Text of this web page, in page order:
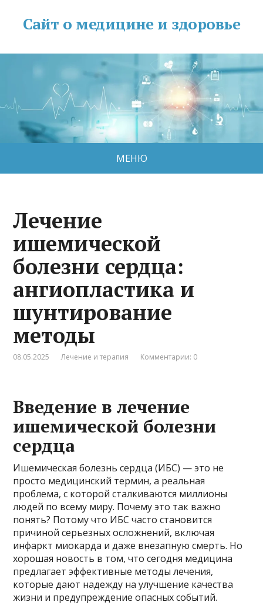
Сайт о медицине и здоровье
МЕНЮ
Лечение
ишемической
болезни сердца:
ангиопластика и
шунтирование
методы
08.05.2025 Лечение и терапия Комментарии: 0
Введение в лечение
ишемической болезни
сердца
Ишемическая болезнь сердца (ИБС) — это не
просто медицинский термин, а реальная
проблема, с которой сталкиваются миллионы
людей по всему миру. Почему это так важно
понять? Потому что ИБС часто становится
причиной серьезных осложнений, включая
инфаркт миокарда и даже внезапную смерть. Но
хорошая новость в том, что сегодня медицина
предлагает эффективные методы лечения,
которые дают надежду на улучшение качества
жизни и предупреждение опасных событий.